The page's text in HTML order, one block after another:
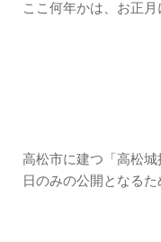
ここ何年かは、お正月
高松市に建つ「高松
日のみの公開となる